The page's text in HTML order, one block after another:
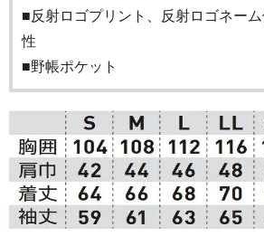
■反射ロゴプリント、反射ロゴネー
性
■野帳ポケット